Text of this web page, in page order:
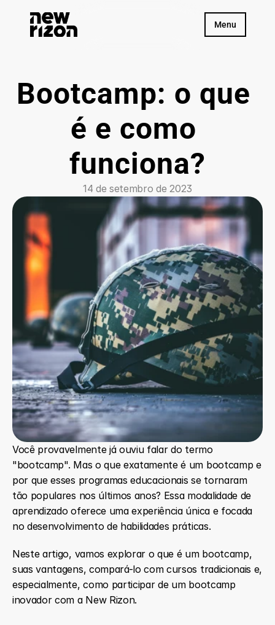
Menu
Bootcamp: o que
é e como
funciona?
14 de setembro de 2023
Você provavelmente já ouviu falar do termo
"bootcamp". Mas o que exatamente é um bootcamp e
por que esses programas educacionais se tornaram
tão populares nos últimos anos? Essa modalidade de
aprendizado oferece uma experiência única e focada
no desenvolvimento de habilidades práticas.
Neste artigo, vamos explorar o que é um bootcamp,
suas vantagens, compará-lo com cursos tradicionais e,
especialmente, como participar de um bootcamp
inovador com a New Rizon.